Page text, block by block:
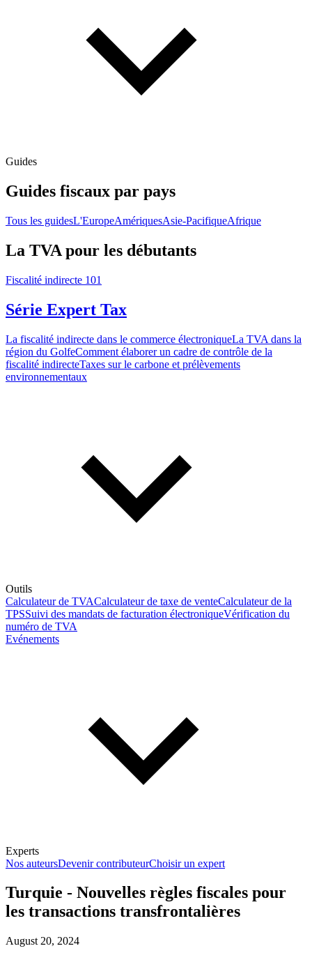
Guides
Guides fiscaux par pays
Tous les guidesL'EuropeAmériquesAsie-PacifiqueAfrique
La TVA pour les débutants
Fiscalité indirecte 101
Série Expert Tax
La fiscalité indirecte dans le commerce électroniqueLa TVA dans la
région du GolfeComment élaborer un cadre de contrôle de la
fiscalité indirecteTaxes sur le carbone et prélèvements
environnementaux
Outils
Calculateur de TVACalculateur de taxe de venteCalculateur de la
TPSSuivi des mandats de facturation électroniqueVérification du
numéro de TVA
Evénements
Experts
Nos auteursDevenir contributeurChoisir un expert
Turquie - Nouvelles règles fiscales pour
les transactions transfrontalières
August 20, 2024